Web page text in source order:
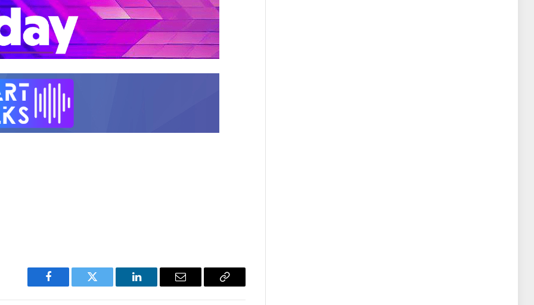
Facebook Twitter LinkedIn Email
Copy